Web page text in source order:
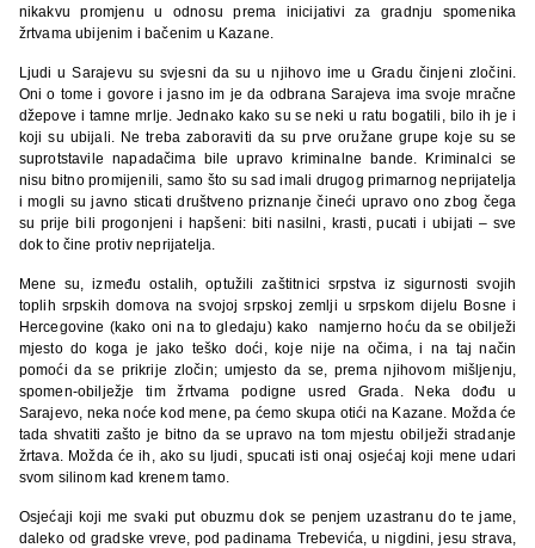
nikakvu promjenu u odnosu prema inicijativi za gradnju spomenika
žrtvama ubijenim i bačenim u Kazane.
Ljudi u Sarajevu su svjesni da su u njihovo ime u Gradu činjeni zločini.
Oni o tome i govore i jasno im je da odbrana Sarajeva ima svoje mračne
džepove i tamne mrlje. Jednako kako su se neki u ratu bogatili, bilo ih je i
koji su ubijali. Ne treba zaboraviti da su prve oružane grupe koje su se
suprotstavile napadačima bile upravo kriminalne bande. Kriminalci se
nisu bitno promijenili, samo što su sad imali drugog primarnog neprijatelja
i mogli su javno sticati društveno priznanje čineći upravo ono zbog čega
su prije bili progonjeni i hapšeni: biti nasilni, krasti, pucati i ubijati – sve
dok to čine protiv neprijatelja.
Mene su, između ostalih, optužili zaštitnici srpstva iz sigurnosti svojih
toplih srpskih domova na svojoj srpskoj zemlji u srpskom dijelu Bosne i
Hercegovine (kako oni na to gledaju) kako namjerno hoću da se obilježi
mjesto do koga je jako teško doći, koje nije na očima, i na taj način
pomoći da se prikrije zločin; umjesto da se, prema njihovom mišljenju,
spomen-obilježje tim žrtvama podigne usred Grada. Neka dođu u
Sarajevo, neka noće kod mene, pa ćemo skupa otići na Kazane. Možda će
tada shvatiti zašto je bitno da se upravo na tom mjestu obilježi stradanje
žrtava. Možda će ih, ako su ljudi, spucati isti onaj osjećaj koji mene udari
svom silinom kad krenem tamo.
Osjećaji koji me svaki put obuzmu dok se penjem uzastranu do te jame,
daleko od gradske vreve, pod padinama Trebevića, u nigdini, jesu strava,